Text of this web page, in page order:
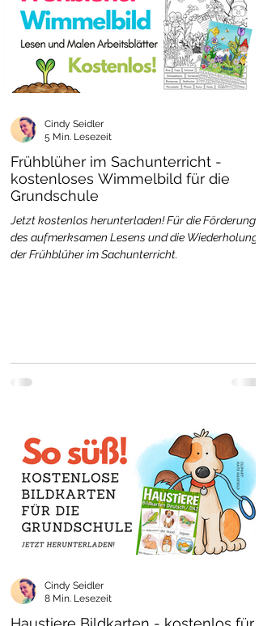
Frühblüher im Sachunterricht -
kostenloses Wimmelbild für die
Grundschule
Jetzt kostenlos herunterladen! Für die Förderung
des aufmerksamen Lesens und die Wiederholung
der Frühblüher im Sachunterricht.
Cindy Seidler
5 Min. Lesezeit
Cindy Seidler
8 Min. Lesezeit